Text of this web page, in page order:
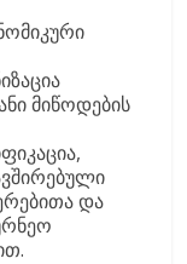
მიწოდების
და